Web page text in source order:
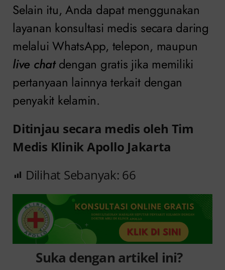
Selain itu, Anda dapat menggunakan
layanan konsultasi medis secara daring
melalui WhatsApp, telepon, maupun
live chatdengan gratis jika memiliki
pertanyaan lainnya terkait dengan
penyakit kelamin.
Ditinjau secara medis oleh Tim
Medis Klinik Apollo Jakarta
Dilihat Sebanyak: 66
Suka dengan artikel ini?